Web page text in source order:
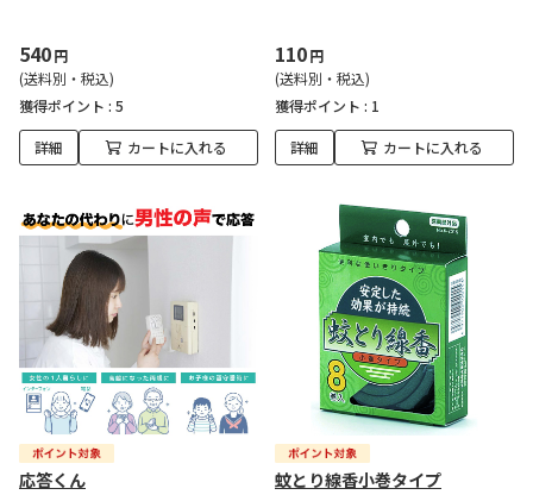
540円
(送料別・税込)
獲得ポイント : 5
詳細 カートに入れる
110円
(送料別・税込)
獲得ポイント : 1
詳細 カートに入れる
応答くん 蚊とり線香小巻タイプ